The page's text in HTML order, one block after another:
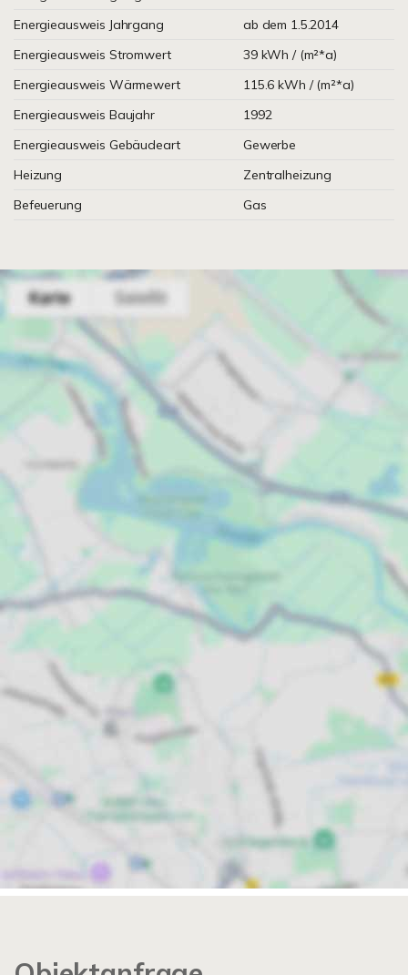
Energieausweis Jahrgang
ab dem 1.5.2014
Energieausweis Stromwert
39 kWh / (m²*a)
Energieausweis Wärmewert
115.6 kWh / (m²*a)
Energieausweis Baujahr
1992
Energieausweis Gebäudeart
Gewerbe
Heizung
Zentralheizung
Befeuerung
Gas